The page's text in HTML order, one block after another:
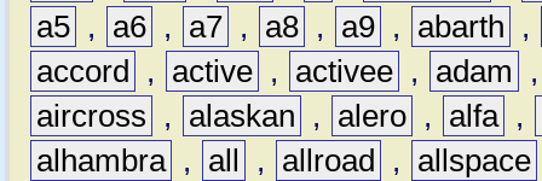
a5 , a6 , a7 , a8 , a9 , abarth
,
accord
, active , activee , adam
aircross
, alaskan , alero , alfa ,
alhambra , all , allroad , allspace